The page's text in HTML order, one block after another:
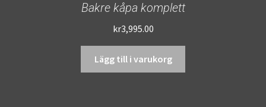
Bakre kåpa komplett
kr3,995.00
Lägg till i varukorg